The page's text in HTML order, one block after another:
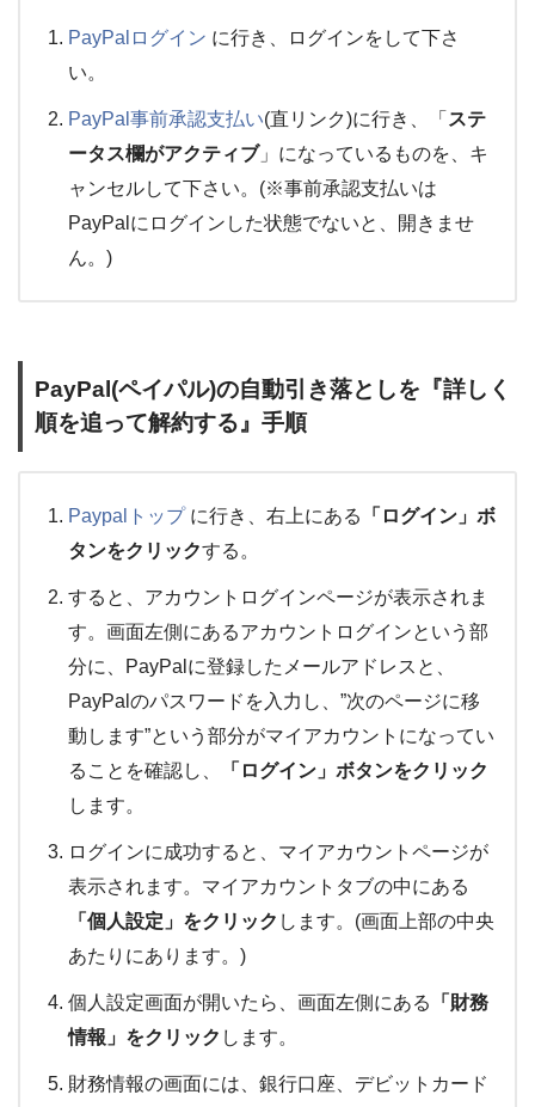
PayPalログイン に行き、ログインをして下さ
い。
PayPal事前承認支払い(直リンク)に行き、「 ステ
ータス欄がアクティブ」になっているものを、キ
ャンセルして下さい。(※事前承認支払いは
PayPalにログインした状態でないと、開きませ
ん。)
PayPal(ペイパル)の自動引き落としを『詳しく
順を追って解約する』手順
Paypalトップに行き、右上にある
「ログイン」ボ
タンをクリックする。
すると、アカウントログインページが表示されま
す。画面左側にあるアカウントログインという部
分に、PayPalに登録したメールアドレスと、
PayPalのパスワードを入力し、”次のページに移
動します”という部分がマイアカウントになってい
ることを確認し、
「ログイン」ボタンをクリック
します。
ログインに成功すると、マイアカウントページが
表示されます。マイアカウントタブの中にある
「個人設定」をクリック します。(画面上部の中央
あたりにあります。)
個人設定画面が開いたら、画面左側にある
「財務
情報」をクリック します。
財務情報の画面には、銀行口座、デビットカード